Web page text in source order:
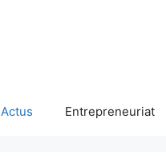
Actus Entrepreneuriat